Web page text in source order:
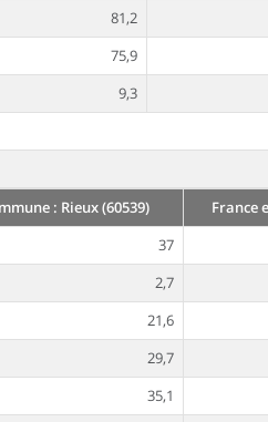
81,2
75,9
9,3
: Rieux (60539)
France
37
2,7
21,6
29,7
35,1